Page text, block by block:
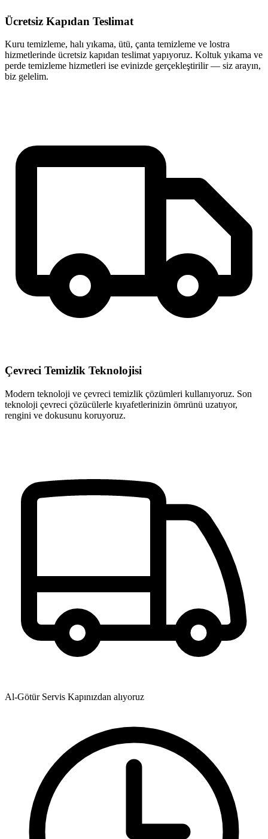
Ücretsiz Kapıdan Teslimat
Kuru temizleme, halı yıkama, ütü, çanta temizleme ve lostra
hizmetlerinde ücretsiz kapıdan teslimat yapıyoruz. Koltuk yıkama ve
perde temizleme hizmetleri ise evinizde gerçekleştirilir — siz arayın,
biz gelelim.
Çevreci Temizlik Teknolojisi
Modern teknoloji ve çevreci temizlik çözümleri kullanıyoruz. Son
teknoloji çevreci çözücülerle kıyafetlerinizin ömrünü uzatıyor,
rengini ve dokusunu koruyoruz.
Al-Götür Servis Kapınızdan alıyoruz